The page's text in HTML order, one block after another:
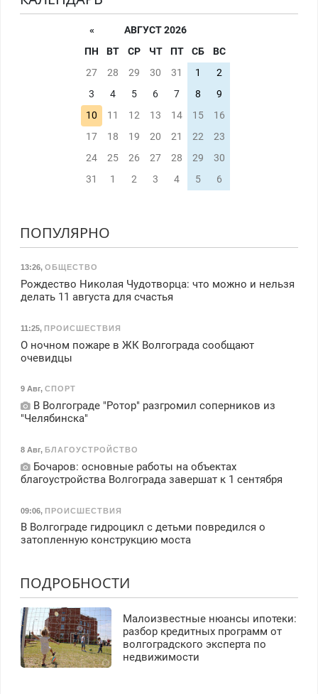
«
АВГУСТ 2026
ПН
ВТ СР ЧТ ПТ СБ
ВС
27
28 29 30 31 1
2
3
4 5 6 7 8
9
10
11 12 13 14 15
16
17
18 19 20 21 22
23
24
25 26 27 28 29
30
31
1 2 3 4 5 6
ПОПУЛЯРНО
13:26, ОБЩЕСТВО
Рождество Николая Чудотворца: что можно и нельзя
делать 11 августа для счастья
11:25, ПРОИСШЕСТВИЯ
О ночном пожаре в ЖК Волгограда сообщают
очевидцы
9 Авг, СПОРТ
В Волгограде "Ротор" разгромил соперников из
"Челябинска"
8 Авг, БЛАГОУСТРОЙСТВО
Бочаров: основные работы на объектах
благоустройства Волгограда завершат к 1 сентября
09:06, ПРОИСШЕСТВИЯ
В Волгограде гидроцикл с детьми повредился о
затопленную конструкцию моста
ПОДРОБНОСТИ
Малоизвестные нюансы ипотеки:
разбор кредитных программ от
волгоградского эксперта по
недвижимости